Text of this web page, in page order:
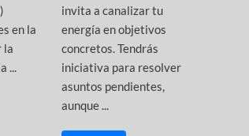
en la
la
...
invita a canalizar tu
energía en objetivos
concretos. Tendrás
iniciativa para resolver
asuntos pendientes,
aunque ...